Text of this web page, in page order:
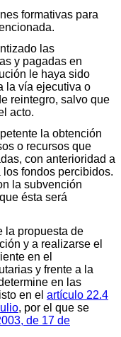
formativas para
las
y pagadas en
le haya sido
la vía ejecutiva o
reintegro, salvo que
acto.
la obtención
o recursos que
con anterioridad a
fondos percibidos.
la subvención
ésta será
la propuesta de
y a realizarse el
en el
y frente a la
en las
en el artículo 22.4
, por el que se
de 17 de